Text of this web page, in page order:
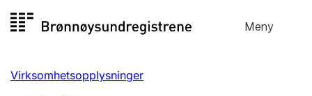
til
Meny
Registersøk
Aksjeselskap
Virksomhetsopplysninger